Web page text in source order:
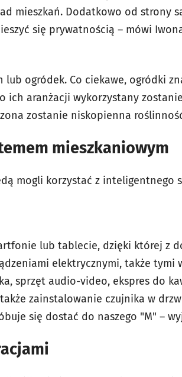
mieszkań. Dodatkowo od strony
się prywatnością – mówi
lub ogródek. Co ciekawe, ogródki
ich aranżacji wykorzystany
zostanie niskopienna
mieszkaniowym
mogli korzystać z inteligentnego
lub tablecie, dzięki której z
elektrycznymi, także tymi
sprzęt audio-video, ekspres do
zainstalowanie czujnika w
się dostać do naszego "M" –